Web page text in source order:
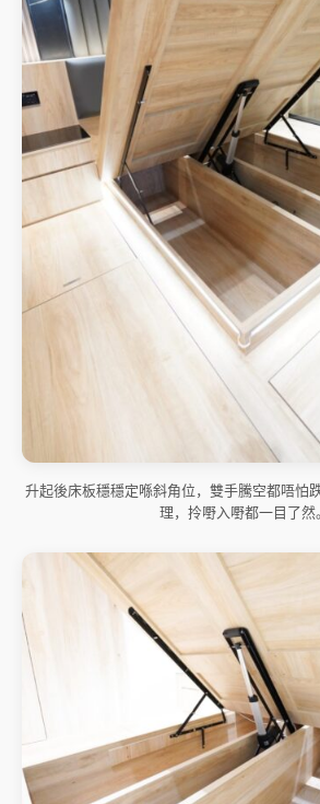
升起後床板穩穩定喺斜角位，雙手騰空都唔怕
理，拎嘢入嘢都一目了然